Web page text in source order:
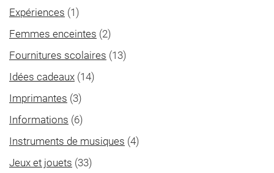
Expériences (1)
Femmes enceintes (2)
Fournitures scolaires (13)
Idées cadeaux (14)
Imprimantes (3)
Informations (6)
Instruments de musiques (4)
Jeux et jouets (33)